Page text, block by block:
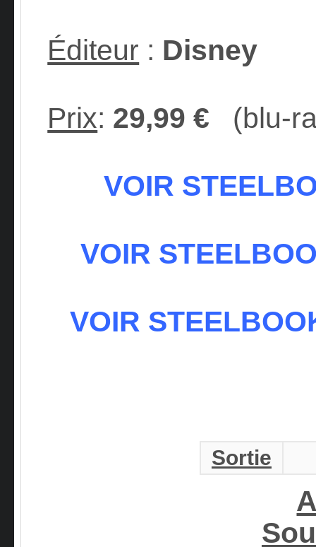
Éditeur : Disney
Prix: 29,99 € (blu-
VOIR
VOIR
VOIR
Sortie